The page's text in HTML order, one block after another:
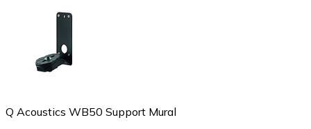
Q Acoustics WB50 Support Mural